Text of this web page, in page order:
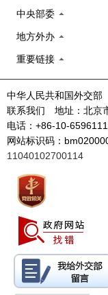
中央部委
地方外办
重要链接
中华人民共和国外交
联系我们 地址：北京
电话：+86-10-
网站标识码：
11040102700114